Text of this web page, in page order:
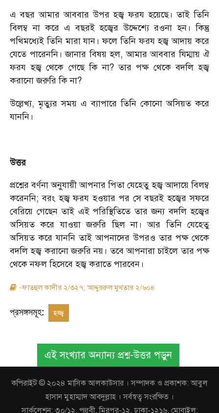
এ বছর আমার আববার উপর হজ্ব ফরয হয়েছে। তাই তিনি
বিলম্ব না করে এ বছরই হজ্বের উদ্দেশ্যে রওনা হন। কিন্তু
পথিমধ্যেই তিনি মারা যান। ফলে তিনি ফরয হজ্ব আদায় করে
যেতে পারেননি। জানার বিষয় হল, আমার আববার যিম্মায় ঐ
ফরয হজ্ব থেকে গেছে কি না? তার পক্ষ থেকে বদলি হজ্ব
করানো জরুরি কি না?
উল্লেখ্য, মৃত্যুর সময় এ ব্যাপারে তিনি কোনো অসিয়ত করে
যাননি।
উত্তর
প্রশ্নের বর্ণনা অনুযায়ী আপনার পিতা যেহেতু হজ্ব আদায়ে বিলম্ব
করেননি; বরং হজ্ব ফরয হওয়ার পর সে বছরই হজ্বের সফরে
বেরিয়ে গেছেন তাই এই পরিস্থিতিতে তার জন্য বদলি হজ্বের
অসিয়ত করে যাওয়া জরুরি ছিল না। আর তিনি যেহেতু
অসিয়ত করে যাননি তাই আপনাদের উপরও তার পক্ষ থেকে
বদলি হজ্ব করানো জরুরি নয়। তবে আপনারা চাইলে তার পক্ষ
থেকে নফল হিসেবে হজ্ব করাতে পারবেন।
-ফাতহুল কাদীর ২/৩২৭; আদ্দুররুল মুখতার ২/৬০৪
প্রসঙ্গসমূহ: হজ্জ্ব
এই সংখ্যার অন্যান্য প্রশ্ন-উত্তর পড়ুন
কপিরাইট © ২০২৪ মাসিক আলকাউসার । সম্পাদক ও প্রকাশক: আবুল
হাসান মুহাম্মাদ আবদুল্লাহ । সর্বস্বত্ব সংরক্ষিত ।
সার্কুলেশন: ৩০/১২, পল্লবী, মিরপুর-১২, ঢাকা-১২১৬, মোবাইল: